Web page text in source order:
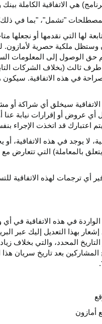
هي الاتفاقية الكاملة
"تشمل"، "بما في
لها التي نقدمها أو نجعلها
ملكية حصرية لأمازون. لن
حق الوصول إلى المعلومات
ثالث (بخلاف الشركات
في هذه الاتفاقية.
سيخلق أي شراكة أو
أي عروض أو إقرارات نيابة
اعتبارك قد اتخذت الإجراء
لا يوجد في هذه الاتفاقية، أو
بالمعاملة) التي تتعارض
أي ترجمات لهذه الاتفاقية
في هذه الاتفاقية في
بهذا التعديل إليك عبر
المحدد، والتي بخلاف
بعد تاريخ سريان
أمازون